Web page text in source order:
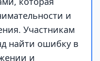
и
Участникам
найти ошибку в
и